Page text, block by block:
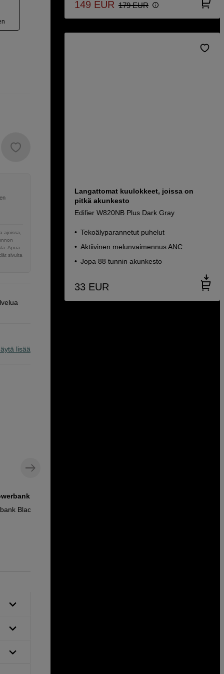
ajoissa,
Apua
sivulta
lisää
Black
149 EUR 179 EUR
Langattomat kuulokkeet, joissa on
pitkä akunkesto
Edifier W820NB Plus Dark Gray
Tekoälyparannetut puhelut
Aktiivinen melunvaimennus ANC
Jopa 88 tunnin akunkesto
33 EUR